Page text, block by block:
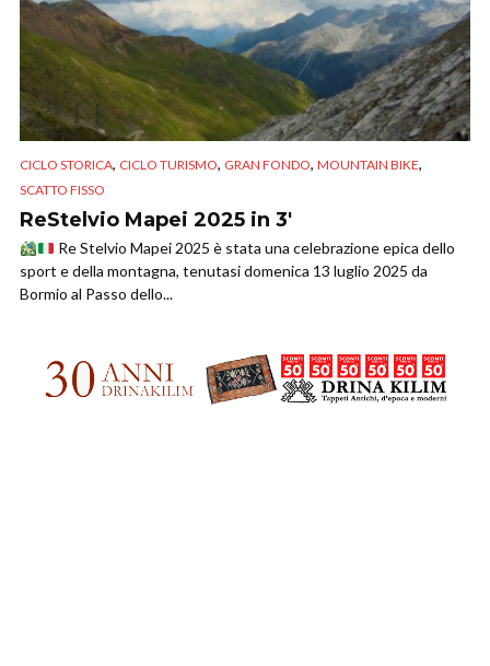
CICLO STORICA, CICLO TURISMO, GRAN FONDO, MOUNTAIN BIKE,
SCATTO FISSO
ReStelvio Mapei 2025 in 3′
Re Stelvio Mapei 2025 è stata una celebrazione epica dello
sport e della montagna, tenutasi domenica 13 luglio 2025 da
Bormio al Passo dello...